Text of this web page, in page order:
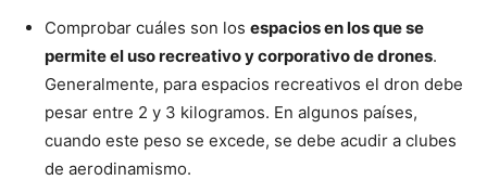
Comprobar cuáles son los espacios en los que se
permite el uso recreativo y corporativo de drones.
Generalmente, para espacios recreativos el dron debe
pesar entre 2 y 3 kilogramos. En algunos países,
cuando este peso se excede, se debe acudir a clubes
de aerodinamismo.